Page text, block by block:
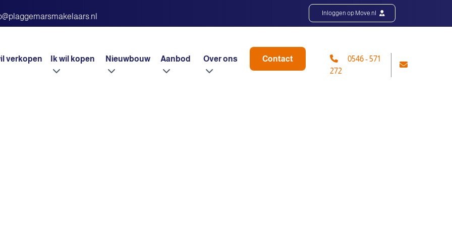
Inloggen op Move.nl
verkopen Ik wil kopen Nieuwbouw Aanbod Over ons Contact
0546 - 571
272